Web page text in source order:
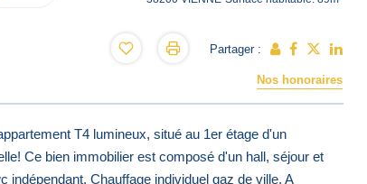
Partager :
Nos honoraires
T4 lumineux, situé au 1er étage d'un
Ce bien immobilier est composé d'un hall, séjour et
Chauffage individuel gaz de ville. A